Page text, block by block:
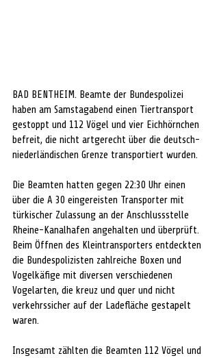
BAD BENTHEIM. Beamte der Bundespolizei
haben am Samstagabend einen Tiertransport
gestoppt und 112 Vögel und vier Eichhörnchen
befreit, die nicht artgerecht über die deutsch-
niederländischen Grenze transportiert wurden.
Die Beamten hatten gegen 22:30 Uhr einen
über die A 30 eingereisten Transporter mit
türkischer Zulassung an der Anschlussstelle
Rheine-Kanalhafen angehalten und überprüft.
Beim Öffnen des Kleintransporters entdeckten
die Bundespolizisten zahlreiche Boxen und
Vogelkäfige mit diversen verschiedenen
Vogelarten, die kreuz und quer und nicht
verkehrssicher auf der Ladefläche gestapelt
waren.
Insgesamt zählten die Beamten 112 Vögel und